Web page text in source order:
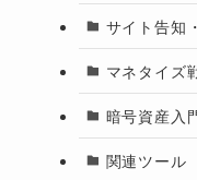
サイト告知
マネタイズ
暗号資産入
関連ツール